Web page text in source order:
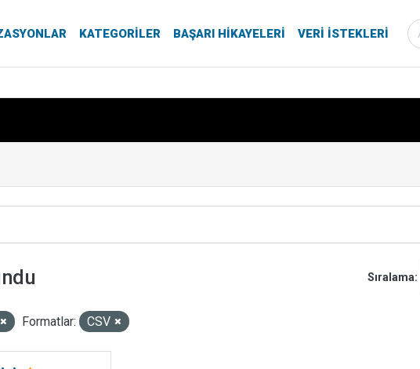
KATEGORILER BAŞARI HIKAYELERI VERI İSTEKLERI
Sıralama
Formatlar: CSV